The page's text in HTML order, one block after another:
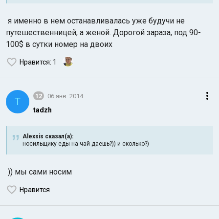
я именно в нем останавливалась уже будучи не
путешественницей, а женой. Дорогой зараза, под 90-
100$ в сутки номер на двоих
Нравится: 1
T 12 06 янв. 2014
tadzh
Alexsis сказал(а):
носильщику еды на чай даешь?)) и сколько?)
)) мы сами носим
Нравится